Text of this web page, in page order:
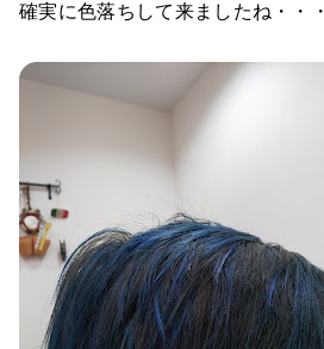
確実に色落ちして来ましたね・・・